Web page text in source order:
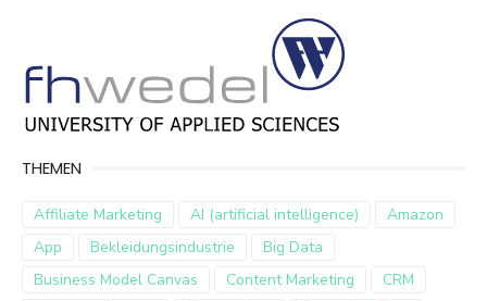
THEMEN
Affiliate Marketing AI (artificial intelligence)
Amazon
App
Bekleidungsindustrie
Big Data
Business Model Canvas
Content Marketing
CRM